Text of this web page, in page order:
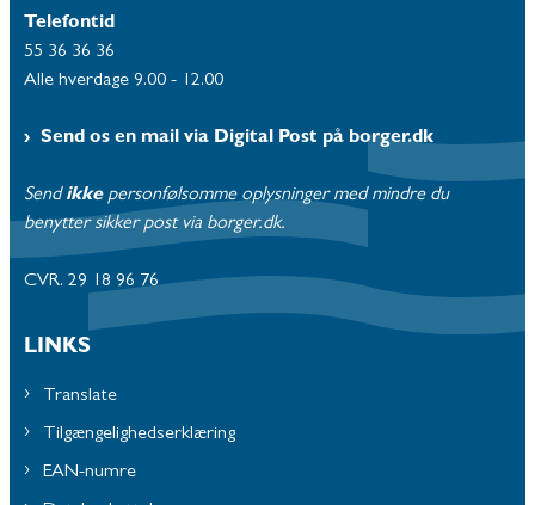
Telefontid
55 36 36 36
Alle hverdage 9.00 - 12.00
Send os en mail via Digital Post på borger.dk
Send ikke personfølsomme oplysninger med mindre du
benytter sikker post via borger.dk.
CVR. 29 18 96 76
LINKS
Translate
Tilgængelighedserklæring
EAN-numre